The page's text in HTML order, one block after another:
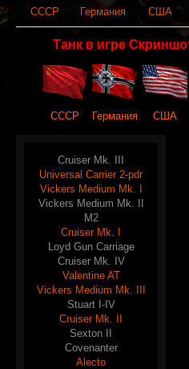
СССР Германия США
Танк в игре
СССР Германия США
Cruiser Mk. III
Universal Carrier 2-pdr
Vickers Medium Mk. I
Vickers Medium Mk. II
M2
Cruiser Mk. I
Loyd Gun Carriage
Cruiser Mk. IV
Valentine AT
Vickers Medium Mk. III
Stuart I-IV
Cruiser Mk. II
Sexton II
Covenanter
Alecto